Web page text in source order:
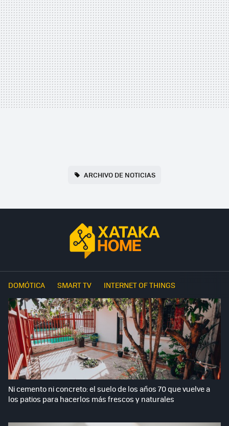
ARCHIVO DE NOTICIAS
DOMÓTICA SMART TV INTERNET OF THINGS
Ni cemento ni concreto: el suelo de los años 70 que vuelve a
los patios para hacerlos más frescos y naturales